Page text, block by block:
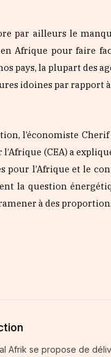
par ailleurs le
Afrique pour faire
pays, la plupart des
idoines par rapport
l’économiste
(CEA) a
pour l’Afrique et le
la question
à des
Afrik se propose de